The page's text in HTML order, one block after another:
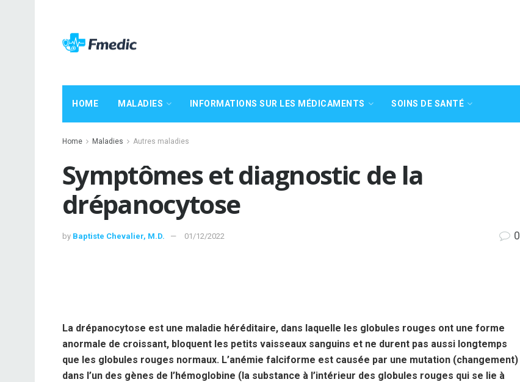
HOME MALADIES INFORMATIONS SUR LES MÉDICAMENTS SOINS DE SANTÉ
Home Maladies Autres maladies
Symptômes et diagnostic de la
drépanocytose
by Baptiste Chevalier, M.D. 01/12/2022 0
La drépanocytose est une maladie héréditaire, dans laquelle les globules rouges ont une forme
anormale de croissant, bloquent les petits vaisseaux sanguins et ne durent pas aussi longtemps
que les globules rouges normaux. L’anémie falciforme est causée par une mutation (changement)
dans l’un des gènes de l’hémoglobine (la substance à l’intérieur des globules rouges qui se lie à